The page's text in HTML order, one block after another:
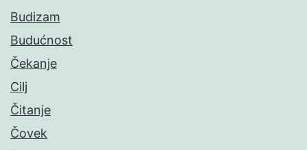
Budizam
Budućnost
Čekanje
Cilj
Čitanje
Čovek